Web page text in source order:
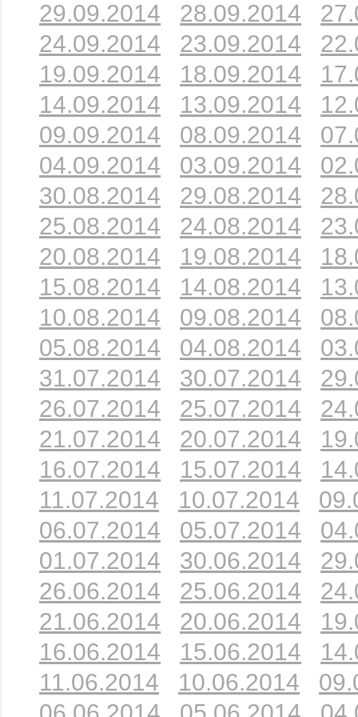
29.09.2014 28.09.2014
24.09.2014
23.09.2014
19.09.2014
18.09.2014
14.09.2014
13.09.2014
09.09.2014
08.09.2014
04.09.2014
03.09.2014
30.08.2014
29.08.2014
25.08.2014
24.08.2014
20.08.2014
19.08.2014
15.08.2014
14.08.2014
10.08.2014
09.08.2014
05.08.2014
04.08.2014
31.07.2014
30.07.2014
26.07.2014
25.07.2014
21.07.2014
20.07.2014
16.07.2014
15.07.2014
11.07.2014
10.07.2014
06.07.2014
05.07.2014
01.07.2014
30.06.2014
26.06.2014
25.06.2014
21.06.2014
20.06.2014
16.06.2014
15.06.2014
11.06.2014
10.06.2014